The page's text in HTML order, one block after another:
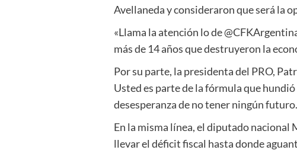
Avellaneda y consideraron que será la
«Llama la atención lo de
más de 14 años que destruyeron la
Por su parte, la presidenta del PRO,
Usted es parte de la fórmula que
desesperanza de no tener ningún
En la misma línea, el diputado
llevar el déficit fiscal hasta donde